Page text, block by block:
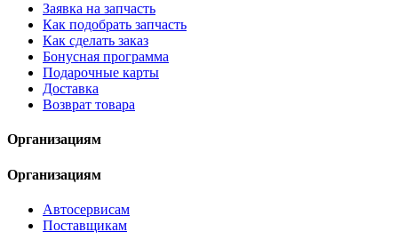
Заявка на запчасть
Как подобрать запчасть
Как сделать заказ
Бонусная программа
Подарочные карты
Доставка
Возврат товара
Организациям
Организациям
Автосервисам
Поставщикам